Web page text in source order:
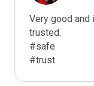
Very good and
trusted.
#safe
#trust